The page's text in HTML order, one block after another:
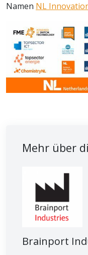
Namen NL
Mehr über
Brainport